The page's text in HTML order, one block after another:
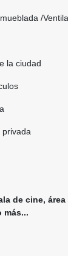
/
la ciudad
privada
de cine,
más...